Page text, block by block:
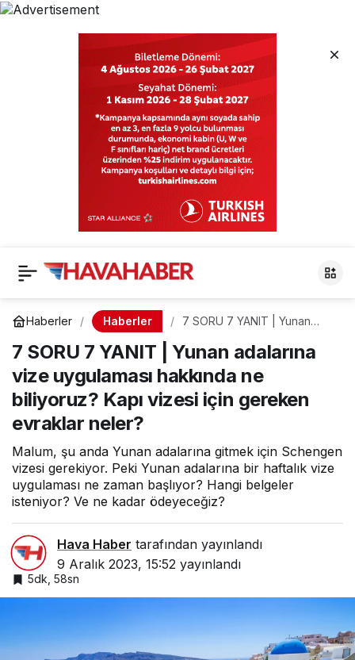
Haberler Haberler
7 SORU 7 YANIT | Yunan
hakkında ne biliyoruz? Kapı
vizesi için gereken evraklar
neler?
7 SORU 7 YANIT | Yunan adalarına
vize uygulaması hakkında ne
biliyoruz? Kapı vizesi için gereken
evraklar neler?
Malum, şu anda Yunan adalarına gitmek için Schengen
vizesi gerekiyor. Peki Yunan adalarına bir haftalık vize
uygulaması ne zaman başlıyor? Hangi belgeler
isteniyor? Ve ne kadar ödeyeceğiz?
Hava Haber tarafından yayınlandı
9 Aralık 2023, 15:52 yayınlandı
5dk, 58sn